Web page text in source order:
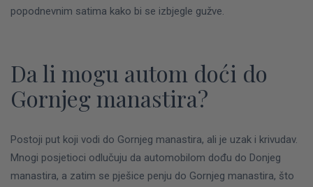
popodnevnim satima kako bi se izbjegle gužve.
Da li mogu autom doći do
Gornjeg manastira?
Postoji put koji vodi do Gornjeg manastira, ali je uzak i krivudav.
Mnogi posjetioci odlučuju da automobilom dođu do Donjeg
manastira, a zatim se pješice penju do Gornjeg manastira, što